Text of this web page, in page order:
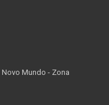
Mundo - Zona